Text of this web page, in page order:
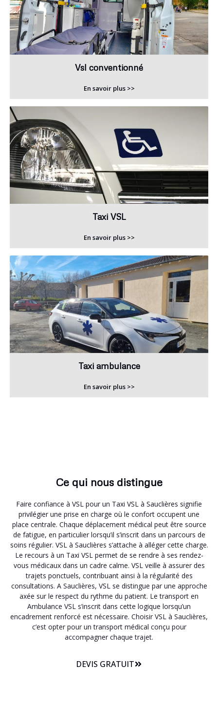
Vsl conventionné
En savoir plus >>
Taxi VSL
En savoir plus >>
Taxi ambulance
En savoir plus >>
Ce qui nous distingue
Faire confiance à VSL pour un Taxi VSL à Sauclières signifie
privilégier une prise en charge où le confort occupent une
place centrale. Chaque déplacement médical peut être source
de fatigue, en particulier lorsqu’il s’inscrit dans un parcours de
soins régulier. VSL à Sauclières s’attache à alléger cette charge.
Le recours à un Taxi VSL permet de se rendre à ses rendez-
vous médicaux dans un cadre calme. VSL veille à assurer des
trajets ponctuels, contribuant ainsi à la régularité des
consultations. A Sauclières, VSL se distingue par une approche
axée sur le respect du rythme du patient. Le transport en
Ambulance VSL s’inscrit dans cette logique lorsqu’un
encadrement renforcé est nécessaire. Choisir VSL à Sauclières,
c’est opter pour un transport médical conçu pour
accompagner chaque trajet.
DEVIS GRATUIT